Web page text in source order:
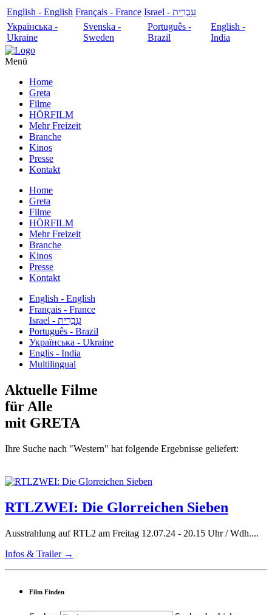
English - English Français - France
עִבְרִית - Israel
Українська -
Ukraine
Svenska -
Sweden
Português -
Brazil
English -
India
Menü
Home
Greta
Filme
HÖRFILM
Mehr Freizeit
Branche
Kinos
Presse
Kontakt
Home
Greta
Filme
HÖRFILM
Mehr Freizeit
Branche
Kinos
Presse
Kontakt
English - English
Français - France
עִבְרִית - Israel
Português - Brazil
Українська - Ukraine
Englis - India
Multilingual
Aktuelle Filme
für Alle
mit GRETA
Ihre Suche nach "Western" hat folgende Ergebnisse geliefert:
RTLZWEI: Die Glorreichen Sieben
Ausstrahlung auf RTL2 am Freitag 12.07.24 - 20.15 Uhr / Wdh....
Infos & Trailer →
Film Finden